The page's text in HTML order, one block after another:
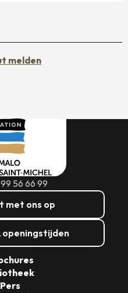
melden
56 66 99
met ons op
openingstijden